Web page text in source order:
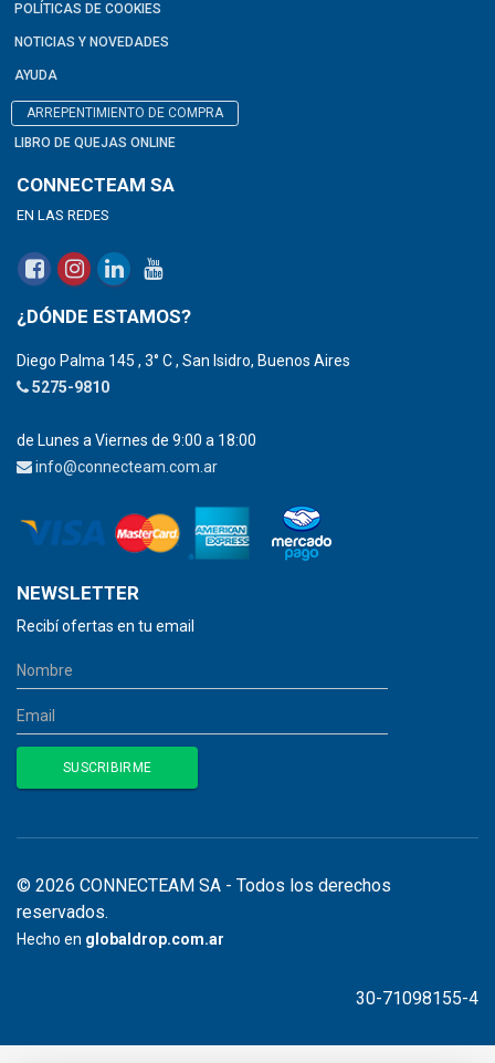
POLÍTICAS DE COOKIES
NOTICIAS Y NOVEDADES
AYUDA
ARREPENTIMIENTO DE COMPRA
LIBRO DE QUEJAS ONLINE
CONNECTEAM SA
EN LAS REDES
¿DÓNDE ESTAMOS?
Diego Palma 145 , 3° C , San Isidro, Buenos Aires
5275-9810
de Lunes a Viernes de 9:00 a 18:00
info@connecteam.com.ar
NEWSLETTER
Recibí ofertas en tu email
© 2026 CONNECTEAM SA - Todos los derechos
reservados.
Hecho en globaldrop.com.ar
30-71098155-4